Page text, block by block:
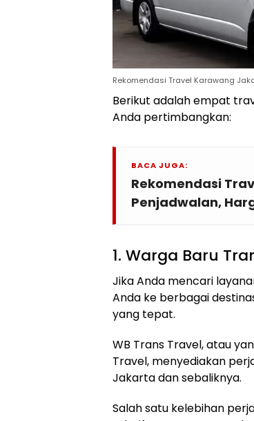
Rekomendasi Travel Karawang
Berikut adalah empat
Anda pertimbangkan:
BACA JUGA:
Rekomendasi
Penjadwalan,
1. Warga Baru
Jika Anda mencari
Anda ke berbagai
yang tepat.
WB Trans Travel, atau
Travel, menyediakan
Jakarta dan sebaliknya.
Salah satu kelebihan